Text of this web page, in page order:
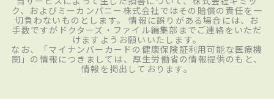
ク、およびミーカンパニー株式会社ではその賠償の責任を一
切負わないものとします。 情報に誤りがある場合には、お
手数ですがドクターズ・ファイル編集部までご連絡をいただ
けますようお願いいたします。
なお、「マイナンバーカードの健康保険証利用可能な医療機
関」の情報につきましては、厚生労働省の情報提供のもと、
情報を掲出しております。